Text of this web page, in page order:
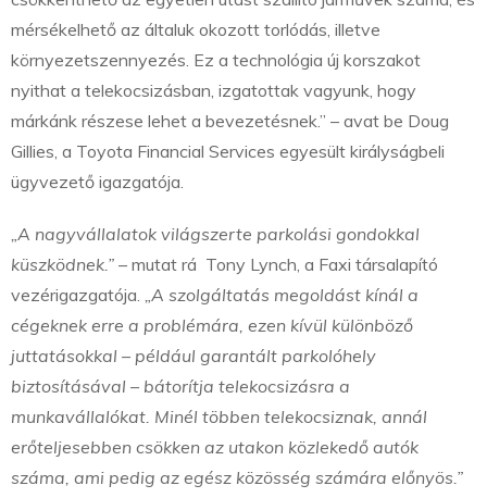
mérsékelhető az általuk okozott torlódás, illetve
környezetszennyezés. Ez a technológia új korszakot
nyithat a telekocsizásban, izgatottak vagyunk, hogy
márkánk részese lehet a bevezetésnek.” – avat be Doug
Gillies, a Toyota Financial Services egyesült királyságbeli
ügyvezető igazgatója.
„A nagyvállalatok világszerte parkolási gondokkal
küszködnek.” – mutat rá Tony Lynch, a Faxi társalapító
vezérigazgatója. „A szolgáltatás megoldást kínál a
cégeknek erre a problémára, ezen kívül különböző
juttatásokkal – például garantált parkolóhely
biztosításával – bátorítja telekocsizásra a
munkavállalókat. Minél többen telekocsiznak, annál
erőteljesebben csökken az utakon közlekedő autók
száma, ami pedig az egész közösség számára előnyös.”